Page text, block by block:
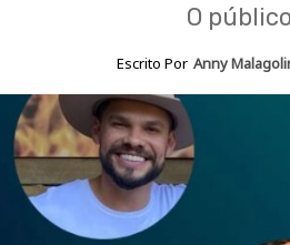
O
Escrito Por Anny